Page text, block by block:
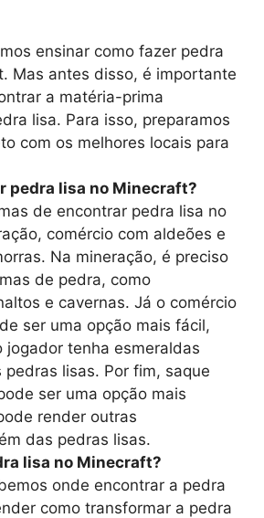
ensinar como fazer pedra
Mas antes disso, é importante
a matéria-prima
lisa. Para isso, preparamos
com os melhores locais para
pedra lisa no Minecraft?
de encontrar pedra lisa no
comércio com aldeões e
Na mineração, é preciso
de pedra, como
e cavernas. Já o comércio
ser uma opção mais fácil,
jogador tenha esmeraldas
pedras lisas. Por fim, saque
ser uma opção mais
render outras
das pedras lisas.
lisa no Minecraft?
onde encontrar a pedra
como transformar a pedra